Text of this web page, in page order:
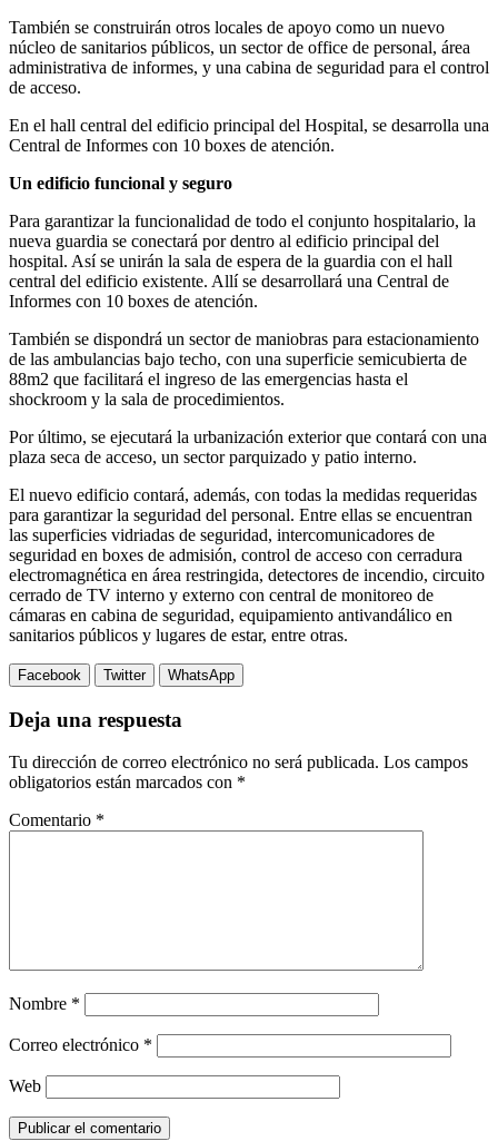
También se construirán otros locales de apoyo como un nuevo
núcleo de sanitarios públicos, un sector de office de personal, área
administrativa de informes, y una cabina de seguridad para el control
de acceso.
En el hall central del edificio principal del Hospital, se desarrolla una
Central de Informes con 10 boxes de atención.
Un edificio funcional y seguro
Para garantizar la funcionalidad de todo el conjunto hospitalario, la
nueva guardia se conectará por dentro al edificio principal del
hospital. Así se unirán la sala de espera de la guardia con el hall
central del edificio existente. Allí se desarrollará una Central de
Informes con 10 boxes de atención.
También se dispondrá un sector de maniobras para estacionamiento
de las ambulancias bajo techo, con una superficie semicubierta de
88m2 que facilitará el ingreso de las emergencias hasta el
shockroom y la sala de procedimientos.
Por último, se ejecutará la urbanización exterior que contará con una
plaza seca de acceso, un sector parquizado y patio interno.
El nuevo edificio contará, además, con todas la medidas requeridas
para garantizar la seguridad del personal. Entre ellas se encuentran
las superficies vidriadas de seguridad, intercomunicadores de
seguridad en boxes de admisión, control de acceso con cerradura
electromagnética en área restringida, detectores de incendio, circuito
cerrado de TV interno y externo con central de monitoreo de
cámaras en cabina de seguridad, equipamiento antivandálico en
sanitarios públicos y lugares de estar, entre otras.
Facebook Twitter WhatsApp
Deja una respuesta
Tu dirección de correo electrónico no será publicada. Los campos
obligatorios están marcados con *
Comentario *
Nombre *
Correo electrónico *
Web